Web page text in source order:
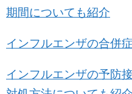
期間についても紹介
インフルエンザの合併
インフルエンザの予防